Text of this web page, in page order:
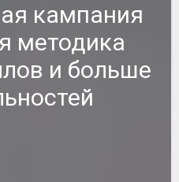
кампания
методика
и больше